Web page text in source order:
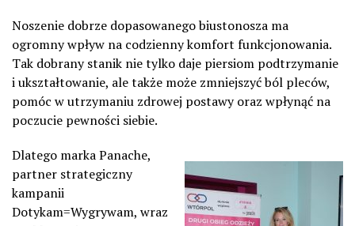
Noszenie dobrze dopasowanego biustonosza ma
ogromny wpływ na codzienny komfort funkcjonowania.
Tak dobrany stanik nie tylko daje piersiom podtrzymanie
i ukształtowanie, ale także może zmniejszyć ból pleców,
pomóc w utrzymaniu zdrowej postawy oraz wpłynąć na
poczucie pewności siebie.
Dlatego marka Panache,
partner strategiczny
kampanii
Dotykam=Wygrywam, wraz